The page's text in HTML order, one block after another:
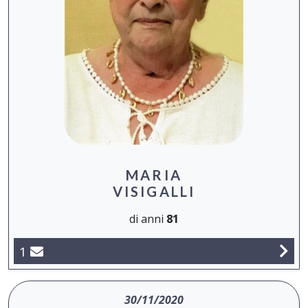
MARIA
VISIGALLI
di anni 81
1
30/11/2020